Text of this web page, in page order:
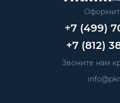
+7 (499)
+7 (812)
Звоните нам